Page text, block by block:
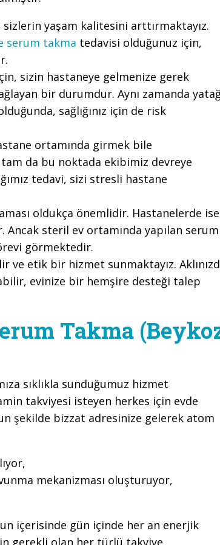
yaşam kalitesini arttırmaktayız.
serum takma tedavisi olduğunuz için,
sizin hastaneye gelmenize gerek
bir durumdur. Aynı zamanda
sağlığınız için de risk
ortamında girmek bile
da bu noktada ekibimiz devreye
tedavi, sizi stresli hastane
oldukça önemlidir. Hastanelerde ise
Ancak steril ev ortamında yapılan serum
görmektedir.
ve etik bir hizmet sunmaktayız.
evinize bir hemşire desteği talep
Takma
sıklıkla sunduğumuz hizmet
takviyesi isteyen herkes için evde
şekilde bizzat adresinize gelerek atom
mekanizması oluşturuyor,
içerisinde gün içinde her an enerjik
gerekli olan her türlü takviye